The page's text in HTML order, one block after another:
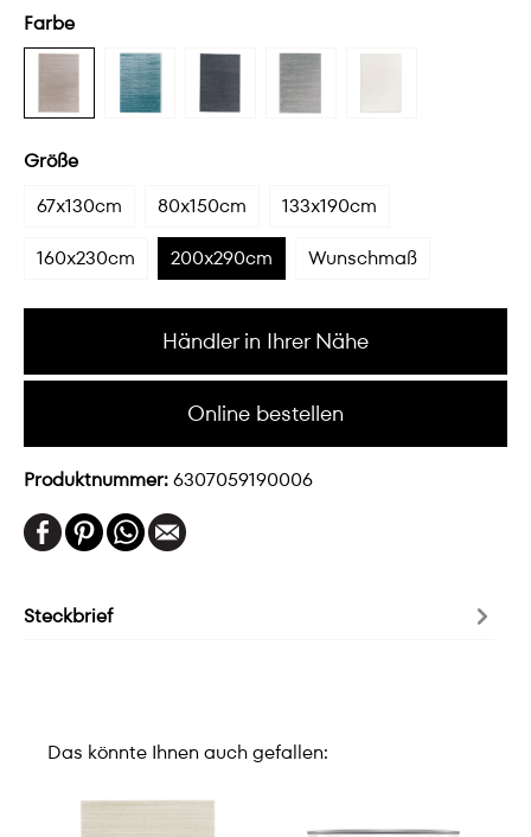
Farbe
Größe
67x130cm
80x150cm
133x190cm
160x230cm
200x290cm Wunschmaß
Händler in Ihrer Nähe
Online bestellen
Produktnummer:6307059190006
Steckbrief
Das könnte Ihnen auch gefallen: